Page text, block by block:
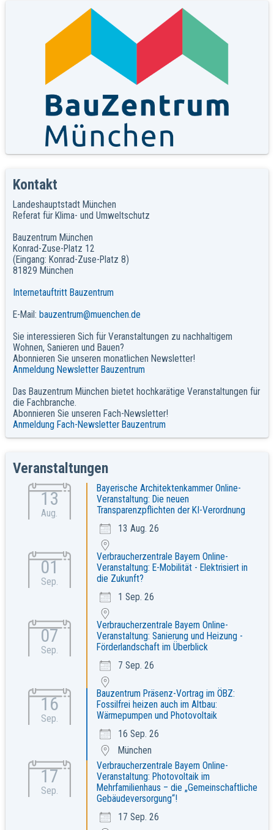
Kontakt
Landeshauptstadt München
Referat für Klima- und Umweltschutz
Bauzentrum München
Konrad-Zuse-Platz 12
(Eingang: Konrad-Zuse-Platz 8)
81829 München
Internetauftritt Bauzentrum
E-Mail: bauzentrum@muenchen.de
Sie interessieren Sich für Veranstaltungen zu nachhaltigem
Wohnen, Sanieren und Bauen?
Abonnieren Sie unseren monatlichen Newsletter!
Anmeldung Newsletter Bauzentrum
Das Bauzentrum München bietet hochkarätige Veranstaltungen für
die Fachbranche.
Abonnieren Sie unseren Fach-Newsletter!
Anmeldung Fach-Newsletter Bauzentrum
Veranstaltungen
13
Aug.
Bayerische Architektenkammer Online-
Veranstaltung: Die neuen
Transparenzpflichten der KI-Verordnung
13 Aug. 26
01
Sep.
Verbraucherzentrale Bayern Online-
Veranstaltung: E-Mobilität - Elektrisiert in
die Zukunft?
1 Sep. 26
07
Sep.
Verbraucherzentrale Bayern Online-
Veranstaltung: Sanierung und Heizung -
Förderlandschaft im Überblick
7 Sep. 26
16
Sep.
Bauzentrum Präsenz-Vortrag im ÖBZ:
Fossilfrei heizen auch im Altbau:
Wärmepumpen und Photovoltaik
16 Sep. 26
München
17
Sep.
Verbraucherzentrale Bayern Online-
Veranstaltung: Photovoltaik im
Mehrfamilienhaus – die „Gemeinschaftliche
Gebäudeversorgung“!
17 Sep. 26